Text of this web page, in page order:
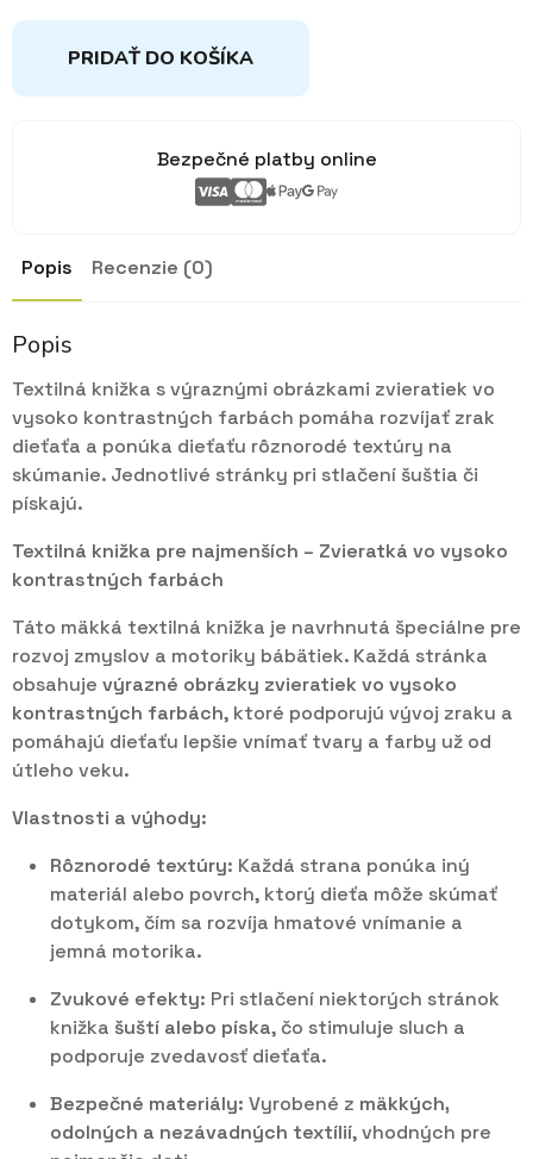
PRIDAŤ DO KOŠÍKA
Bezpečné platby online
Popis Recenzie (0)
Popis
Textilná knižka s výraznými obrázkami zvieratiek vo
vysoko kontrastných farbách pomáha rozvíjať zrak
dieťaťa a ponúka dieťaťu rôznorodé textúry na
skúmanie. Jednotlivé stránky pri stlačení šuštia či
pískajú.
Textilná knižka pre najmenších – Zvieratká vo vysoko
kontrastných farbách
Táto mäkká textilná knižka je navrhnutá špeciálne pre
rozvoj zmyslov a motoriky bábätiek. Každá stránka
obsahuje výrazné obrázky zvieratiek vo vysoko
kontrastných farbách, ktoré podporujú vývoj zraku a
pomáhajú dieťaťu lepšie vnímať tvary a farby už od
útleho veku.
Vlastnosti a výhody:
Rôznorodé textúry: Každá strana ponúka iný
materiál alebo povrch, ktorý dieťa môže skúmať
dotykom, čím sa rozvíja hmatové vnímanie a
jemná motorika.
Zvukové efekty: Pri stlačení niektorých stránok
knižka šuští alebo píska, čo stimuluje sluch a
podporuje zvedavosť dieťaťa.
Bezpečné materiály: Vyrobené z mäkkých,
odolných a nezávadných textílií, vhodných pre